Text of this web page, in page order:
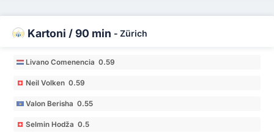
Kartoni / 90 min - Zürich
Livano Comenencia 0.59
Neil Volken 0.59
Valon Berisha 0.55
Selmin Hodža 0.5